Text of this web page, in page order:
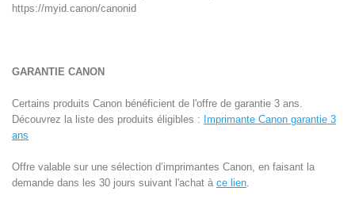
https://myid.canon/canonid
GARANTIE CANON
Certains produits Canon bénéficient de l'offre de garantie 3 ans.
Découvrez la liste des produits éligibles : Imprimante Canon garantie 3
ans
Offre valable sur une sélection d’imprimantes Canon, en faisant la
demande dans les 30 jours suivant l'achat à ce lien.